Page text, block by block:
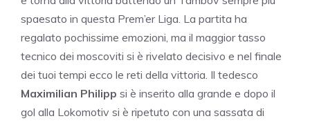
spaesato in questa Prem’er Liga. La partita ha
regalato pochissime emozioni, ma il maggior tasso
tecnico dei moscoviti si è rivelato decisivo e nel finale
dei tuoi tempi ecco le reti della vittoria. Il tedesco
Maximilian Philipp si è inserito alla grande e dopo il
gol alla Lokomotiv si è ripetuto con una sassata di